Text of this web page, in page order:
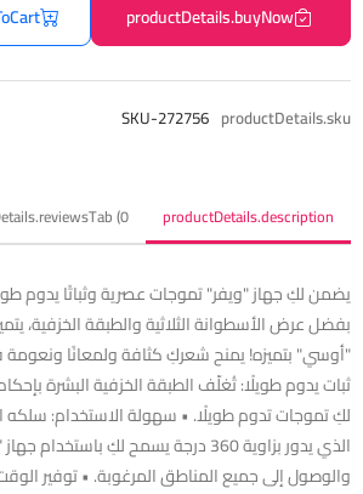
productDetails.buyNow
productDetails.sku
SKU-272756
productDetails.description
(0)
يضمن لكِ جهاز "ويفر" تموجات عصرية وثباتًا يدوم
بفضل عرض الأسطوانة الثلاثية والطبقة الخزفية،
"أوسي" بتميزه! يمنح شعركِ كثافة ولمعانًا
ثبات يدوم طويلًا: تُغلّف الطبقة الخزفية البشرة
الذي يدور بزاوية 360 درجة يسمح لكِ
والوصول إلى جميع المناطق المرغوبة. • توفير